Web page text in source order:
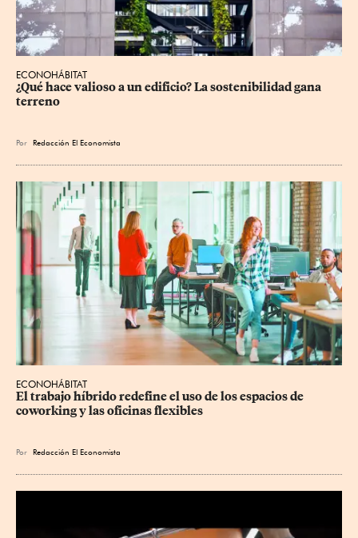
ECONOHÁBITAT
¿Qué hace valioso a un edificio? La sostenibilidad gana
terreno
Por Redacción El Economista
ECONOHÁBITAT
El trabajo híbrido redefine el uso de los espacios de
coworking y las oficinas flexibles
Por Redacción El Economista